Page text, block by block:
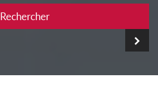
Rechercher